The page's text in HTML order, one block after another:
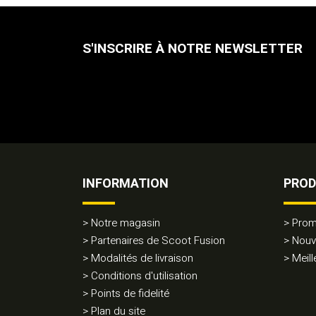
S'INSCRIRE À NOTRE NEWSLETTER
INFORMATION
Notre magasin
Partenaires de Scoot Fusion
Modalités de livraison
Conditions d'utilisation
Points de fidelité
Plan du site